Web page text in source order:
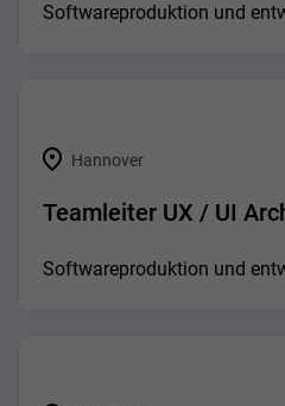
Softwareproduktion und
Hannover
Teamleiter UX / UI
Softwareproduktion und